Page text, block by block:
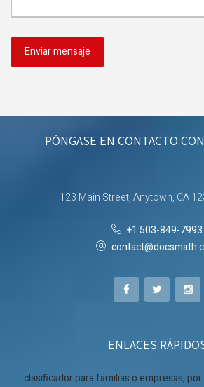
PÓNGASE EN CONTACTO
123 Main Street, Anytown, CA
+1 503-849-7993
ENLACES
clasificador para familias o empresas,